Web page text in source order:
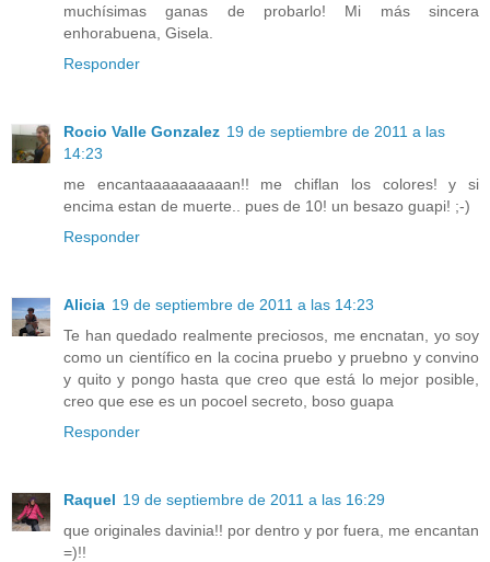
muchísimas ganas de probarlo! Mi más sincera
enhorabuena, Gisela.
Responder
Rocio Valle Gonzalez 19 de septiembre de 2011 a las
14:23
me encantaaaaaaaaaan!! me chiflan los colores! y si
encima estan de muerte.. pues de 10! un besazo guapi! ;-)
Responder
Alicia 19 de septiembre de 2011 a las 14:23
Te han quedado realmente preciosos, me encnatan, yo soy
como un científico en la cocina pruebo y pruebno y convino
y quito y pongo hasta que creo que está lo mejor posible,
creo que ese es un pocoel secreto, boso guapa
Responder
Raquel 19 de septiembre de 2011 a las 16:29
que originales davinia!! por dentro y por fuera, me encantan
=)!!